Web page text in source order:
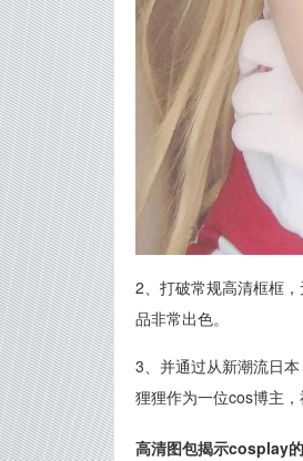
2、打破常规高清框框
品非常出色。
3、并通过从新潮流日
狸狸作为一位cos博主
高清图包揭示cosplay